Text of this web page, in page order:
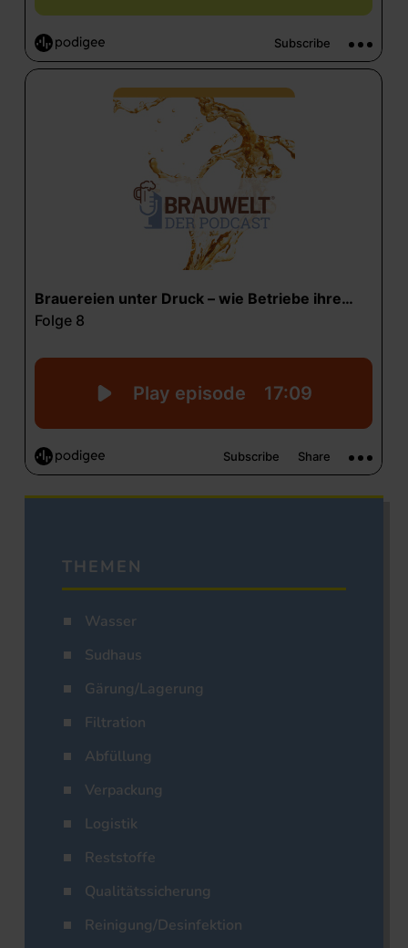
THEMEN
Wasser
Sudhaus
Gärung/Lagerung
Filtration
Abfüllung
Verpackung
Logistik
Reststoffe
Qualitätssicherung
Reinigung/Desinfektion